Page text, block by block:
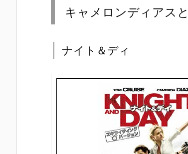
キャメロンディアス
ナイト＆ディ